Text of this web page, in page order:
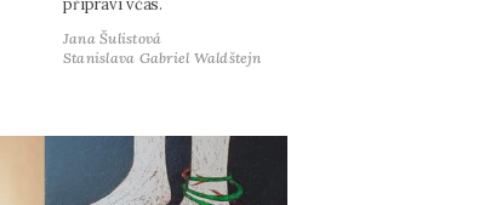
připraví včas.
Jana Šulistová
Stanislava Gabriel Waldštejn